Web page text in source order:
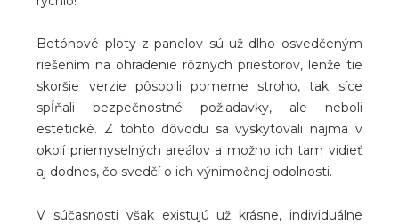
Betónové ploty z panelov sú už dlho osvedčeným
riešením na ohradenie rôznych priestorov, lenže tie
skoršie verzie pôsobili pomerne stroho, tak síce
spĺňali bezpečnostné požiadavky, ale neboli
estetické. Z tohto dôvodu sa vyskytovali najmä v
okolí priemyselných areálov a možno ich tam vidieť
aj dodnes, čo svedčí o ich výnimočnej odolnosti.
V súčasnosti však existujú už krásne, individuálne